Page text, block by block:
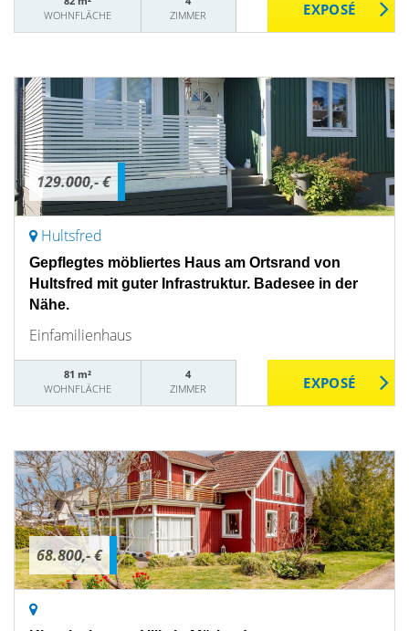
WOHNFLÄCHE
ZIMMER
129.000,- €
Hultsfred
Gepflegtes möbliertes Haus am Ortsrand von
Hultsfred mit guter Infrastruktur. Badesee in der
Nähe.
Einfamilienhaus
81 m²
WOHNFLÄCHE
4
ZIMMER
68.800,- €